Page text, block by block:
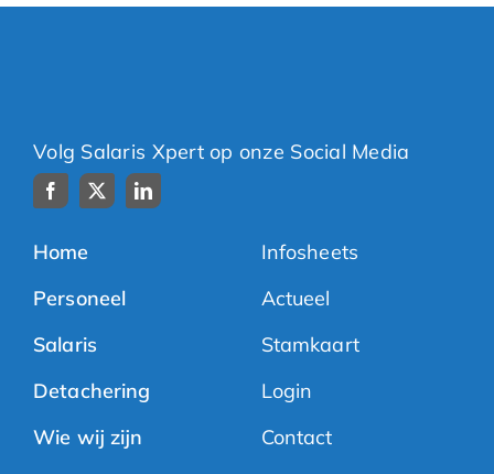
Volg Salaris Xpert op onze Social Media
Home
Personeel
Salaris
Detachering
Wie wij zijn
Infosheets
Actueel
Stamkaart
Login
Contact